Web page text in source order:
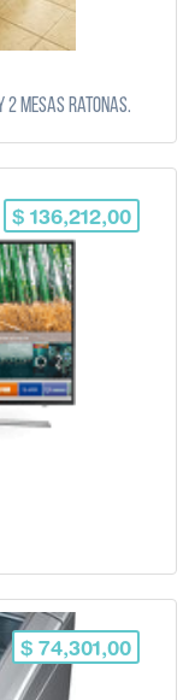
2 mesas ratonas.
$ 136,212,00
$ 74,301,00